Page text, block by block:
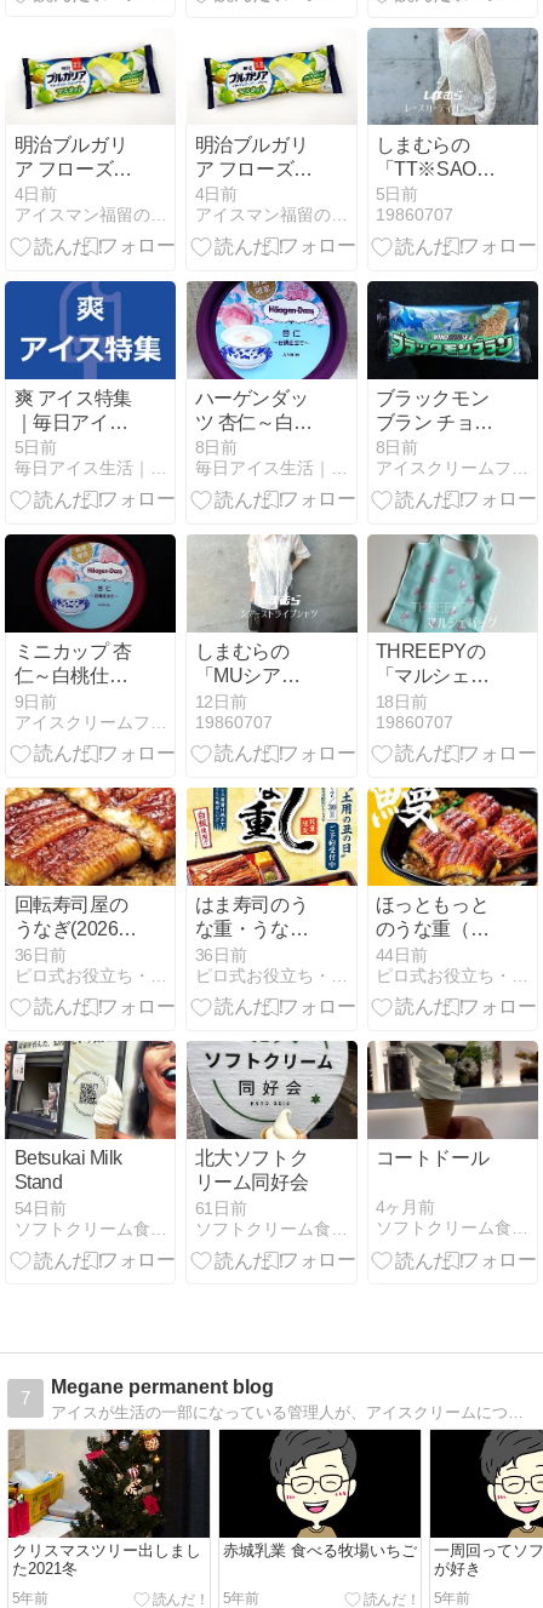
明治ブルガリ
ア フローズン
ヨーグルトデ
ザート マスカ
ット
4日前
アイスマン福留のコンビニアイスマニア
明治ブルガリ
ア フローズン
ヨーグルトデ
ザート マスカ
ット
4日前
アイスマン福留のコンビニアイスマニア
しまむらの
「TT※SAO※
レースCD」の
使用感レビュ
ー！小花が散
にかわいい。
メロウな袖口
のデザイン性
が素敵なカー
ディガン♪
5日前
19860707
爽 アイス特集
｜毎日アイス
生活
5日前
毎日アイス生活｜アイスクリーム・レビューブログ
ハーゲンダッ
ツ 杏仁～白桃
仕立て～｜ア
イス レビュー
｜毎日アイス
8日前
毎日アイス生活｜アイスクリーム・レビューブログ
ブラックモン
ブラン チョコ
ミント
8日前
アイスクリームファン
ミニカップ 杏
仁～白桃仕立
て～
9日前
しまむらの
「MUシアー
STシャツ」の
使用感レビュ
ー！さりげな
が素敵なシャ
ツ。紫外線対
策にもぴった
りの、夏にも
使える長袖シ
ャツです♪
12日前
19860707
THREEPYの
「マルシェバ
ッグMT(ヤン
グオイスタ
ー)」の使用感
らしいヤング
オイスターの
人気マルシェ
バッグ。持っ
ているだけで
自然と気分が
あがります♪
18日前
19860707
回転寿司屋の
うなぎ(2026)
まとめ|価格・
種類等比較
【土用の丑の
36日前
はま寿司のう
な重・うなぎ
寿司(2026)|価
格・予約方法
【土用の丑の
36日前
ほっともっと
のうな重（う
なぎ）2026|価
格・予約方法
【土用の丑の
44日前
Betsukai Milk
Stand
54日前
北大ソフトク
リーム同好会
61日前
コートドール
4ヶ月前
7
Megane permanent blog
アイスが生活の一部になっている管理人が、アイスクリームについての記事を中心に書いています。
クリスマスツリー出しまし
た2021冬
5年前
赤城乳業 食べる牧場いちご
5年前
一周回ってソ
が好き
5年前